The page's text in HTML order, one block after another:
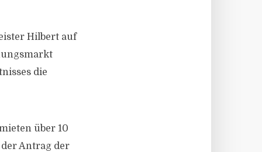
Hilbert auf
die
über 10
Antrag der